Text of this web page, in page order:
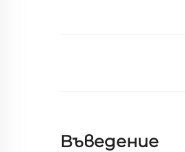
Въведение